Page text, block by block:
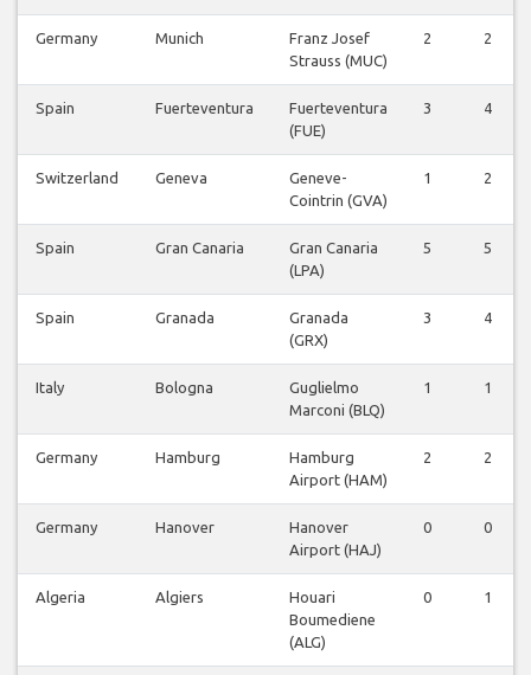
Germany Munich
Franz Josef
Strauss (MUC)
2 2
Spain Fuerteventura
Fuerteventura
(FUE)
3 4
Switzerland Geneva
Geneve-
Cointrin (GVA)
1 2
Spain Gran Canaria
Gran Canaria
(LPA)
5 5
Spain Granada
Granada
(GRX)
3 4
Italy Bologna
Guglielmo
Marconi (BLQ)
1 1
Germany Hamburg
Hamburg
Airport (HAM)
2 2
Germany Hanover
Hanover
Airport (HAJ)
0 0
Algeria Algiers
Houari
Boumediene
(ALG)
0 1